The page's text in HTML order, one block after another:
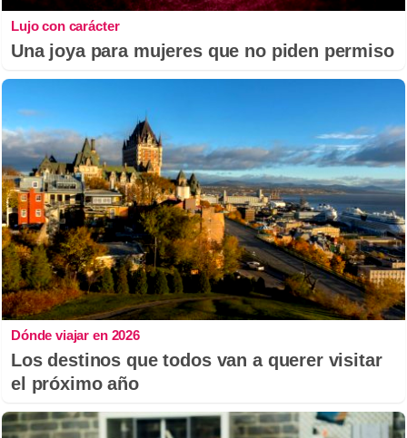
Lujo con carácter
Una joya para mujeres que no piden permiso
Dónde viajar en 2026
Los destinos que todos van a querer visitar
el próximo año